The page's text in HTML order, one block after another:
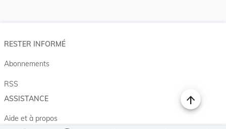
RESTER INFORMÉ
Abonnements
RSS
ASSISTANCE
Aide et à propos